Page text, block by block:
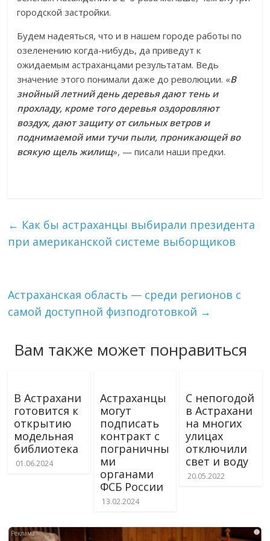
городской застройки.
Будем надеяться, что и в нашем городе работы по
озеленению когда-нибудь, да приведут к
ожидаемым астраханцами результатам. Ведь
значение этого понимали даже до революции. «В
знойный летний день деревья дают тень и
прохладу, кроме того деревья оздоровляют
воздух, дают защиту от сильных ветров и
поднимаемой ими тучи пыли, проникающей во
всякую щель жилищ», — писали наши предки.
← Как бы астраханцы выбирали президента
при американской системе выборщиков
Астраханская область — среди регионов с
самой доступной физподготовкой →
Вам также может понравиться
В Астрахани
готовится к
открытию
модельная
библиотека
01.06.2024
Астраханцы
могут
подписать
контракт с
пограничны
ми
органами
ФСБ России
13.02.2024
С непогодой
в Астрахани
на многих
улицах
отключили
свет и воду
20.05.2022
i